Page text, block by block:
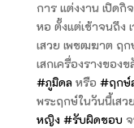
การ แต่งงาน เปิด
หอ ตั้งแต่เช้าจนถึง
เสวย เพชฒฆาต ฤ
เสกเครื่องรางของ
#ภูมิดลหรือ #ฤกษ์
พระฤกษ์ในวันนี้เสวย
หญิง #รับผิดชอบจ